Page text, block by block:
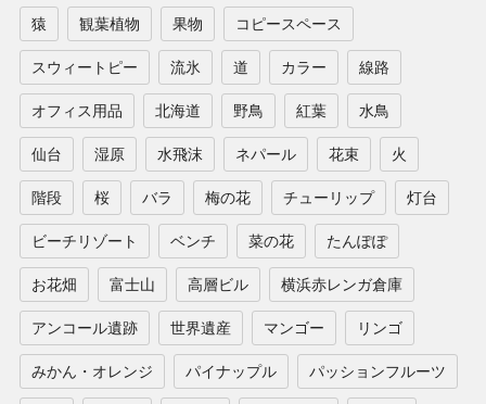
猿 観葉植物 果物 コピースペース
スウィートピー 流氷 道 カラー 線路
オフィス用品 北海道 野鳥 紅葉 水鳥
仙台 湿原 水飛沫 ネパール 花束 火
階段 桜 バラ 梅の花 チューリップ 灯台
ビーチリゾート ベンチ 菜の花 たんぽぽ
お花畑 富士山 高層ビル 横浜赤レンガ倉庫
アンコール遺跡 世界遺産 マンゴー リンゴ
みかん・オレンジ パイナップル パッションフルーツ